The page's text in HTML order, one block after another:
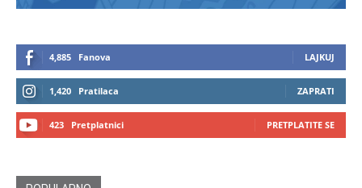
4,885 Fanova LAJKUJ
1,420 Pratilaca ZAPRATI
423 Pretplatnici PRETPLATITE SE